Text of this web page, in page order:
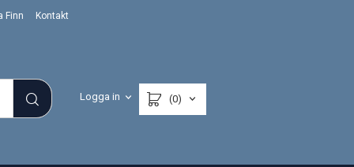
Finn Kontakt
Logga in (0)